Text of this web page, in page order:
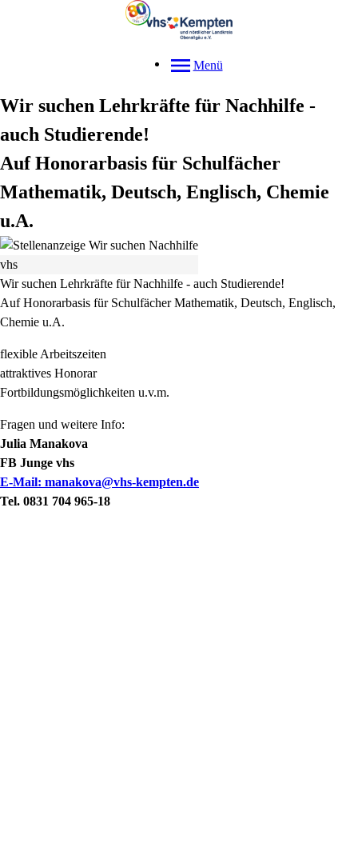
Menü
Wir suchen Lehrkräfte für Nachhilfe -
auch Studierende!
Auf Honorarbasis für Schulfächer
Mathematik, Deutsch, Englisch, Chemie
u.A.
vhs
Wir suchen Lehrkräfte für Nachhilfe - auch Studierende!
Auf Honorarbasis für Schulfächer Mathematik, Deutsch, Englisch,
Chemie u.A.
flexible Arbeitszeiten
attraktives Honorar
Fortbildungsmöglichkeiten u.v.m.
Fragen und weitere Info:
Julia Manakova
FB Junge vhs
E-Mail: manakova@vhs-kempten.de
Tel. 0831 704 965-18